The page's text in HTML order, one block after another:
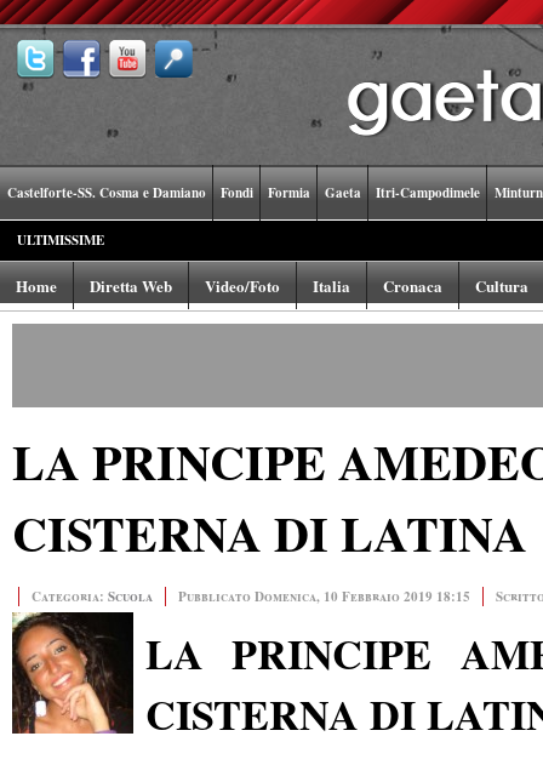
Castelforte-SS. Cosma e Damiano Fondi Formia Gaeta Itri-Campodimele
ULTIMISSIME
Home Diretta Web Video/Foto Italia Cronaca Cultura
LA PRINCIPE
CISTERNA DI
Categoria: Scuola Pubblicato Domenica, 10 Febbraio 2019 18:15 Scritto
LA PRINCIPE
CISTERNA DI